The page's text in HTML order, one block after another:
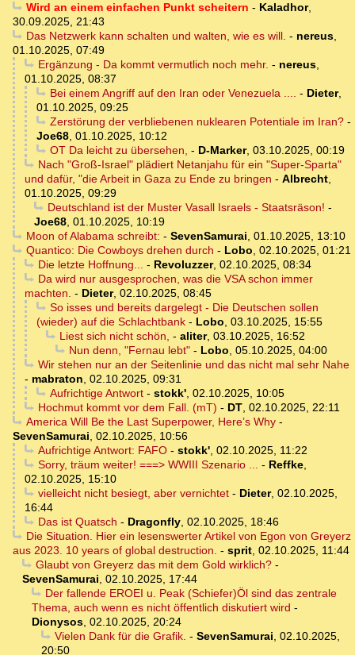
Wird an einem einfachen Punkt scheitern - Kaladhor,
30.09.2025, 21:43
Das Netzwerk kann schalten und walten, wie es will. - nereus,
01.10.2025, 07:49
Ergänzung - Da kommt vermutlich noch mehr. - nereus,
01.10.2025, 08:37
Bei einem Angriff auf den Iran oder Venezuela .... - Dieter,
01.10.2025, 09:25
Zerstörung der verbliebenen nuklearen Potentiale im Iran?-
Joe68, 01.10.2025, 10:12
OT Da leicht zu übersehen, - D-Marker, 03.10.2025, 00:19
Nach "Groß-Israel" plädiert Netanjahu für ein "Super-Sparta"
und dafür, "die Arbeit in Gaza zu Ende zu bringen - Albrecht,
01.10.2025, 09:29
Deutschland ist der Muster Vasall Israels - Staatsräson! -
Joe68, 01.10.2025, 10:19
Moon of Alabama schreibt: - SevenSamurai, 01.10.2025, 13:10
Quantico: Die Cowboys drehen durch - Lobo, 02.10.2025, 01:21
Die letzte Hoffnung... - Revoluzzer, 02.10.2025, 08:34
Da wird nur ausgesprochen, was die VSA schon immer
machten. - Dieter, 02.10.2025, 08:45
So isses und bereits dargelegt - Die Deutschen sollen
(wieder) auf die Schlachtbank - Lobo, 03.10.2025, 15:55
Liest sich nicht schön, - aliter, 03.10.2025, 16:52
Nun denn, "Fernau lebt"- Lobo, 05.10.2025, 04:00
Wir stehen nur an der Seitenlinie und das nicht mal sehr Nahe
- mabraton, 02.10.2025, 09:31
Aufrichtige Antwort- stokk', 02.10.2025, 10:05
Hochmut kommt vor dem Fall. (mT) - DT, 02.10.2025, 22:11
America Will Be the Last Superpower, Here’s Why-
SevenSamurai, 02.10.2025, 10:56
Aufrichtige Antwort: FAFO- stokk', 02.10.2025, 11:22
Sorry, träum weiter! ===> WWIII Szenario ... - Reffke,
02.10.2025, 15:10
vielleicht nicht besiegt, aber vernichtet- Dieter, 02.10.2025,
16:44
Das ist Quatsch - Dragonfly, 02.10.2025, 18:46
Die Situation. Hier ein lesenswerter Artikel von Egon von Greyerz
aus 2023. 10 years of global destruction. - sprit, 02.10.2025, 11:44
Glaubt von Greyerz das mit dem Gold wirklich?-
SevenSamurai, 02.10.2025, 17:44
Der fallende EROEI u. Peak (Schiefer)Öl sind das zentrale
Thema, auch wenn es nicht öffentlich diskutiert wird -
Dionysos, 02.10.2025, 20:24
Vielen Dank für die Grafik. - SevenSamurai, 02.10.2025,
20:50